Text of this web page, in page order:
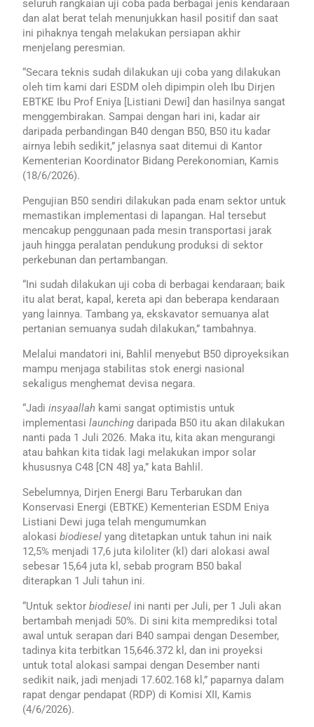
seluruh rangkaian uji coba pada berbagai jenis kendaraan
dan alat berat telah menunjukkan hasil positif dan saat
ini pihaknya tengah melakukan persiapan akhir
menjelang peresmian.
“Secara teknis sudah dilakukan uji coba yang dilakukan
oleh tim kami dari ESDM oleh dipimpin oleh Ibu Dirjen
EBTKE Ibu Prof Eniya [Listiani Dewi] dan hasilnya sangat
menggembirakan. Sampai dengan hari ini, kadar air
daripada perbandingan B40 dengan B50, B50 itu kadar
airnya lebih sedikit,” jelasnya saat ditemui di Kantor
Kementerian Koordinator Bidang Perekonomian, Kamis
(18/6/2026).
Pengujian B50 sendiri dilakukan pada enam sektor untuk
memastikan implementasi di lapangan. Hal tersebut
mencakup penggunaan pada mesin transportasi jarak
jauh hingga peralatan pendukung produksi di sektor
perkebunan dan pertambangan.
“Ini sudah dilakukan uji coba di berbagai kendaraan; baik
itu alat berat, kapal, kereta api dan beberapa kendaraan
yang lainnya. Tambang ya, ekskavator semuanya alat
pertanian semuanya sudah dilakukan,” tambahnya.
Melalui mandatori ini, Bahlil menyebut B50 diproyeksikan
mampu menjaga stabilitas stok energi nasional
sekaligus menghemat devisa negara.
“Jadi insyaallah kami sangat optimistis untuk
implementasilaunching daripada B50 itu akan dilakukan
nanti pada 1 Juli 2026. Maka itu, kita akan mengurangi
atau bahkan kita tidak lagi melakukan impor solar
khususnya C48 [CN 48] ya,” kata Bahlil.
Sebelumnya, Dirjen Energi Baru Terbarukan dan
Konservasi Energi (EBTKE) Kementerian ESDM Eniya
Listiani Dewi juga telah mengumumkan
alokasibiodieselyang ditetapkan untuk tahun ini naik
12,5% menjadi 17,6 juta kiloliter (kl) dari alokasi awal
sebesar 15,64 juta kl, sebab program B50 bakal
diterapkan 1 Juli tahun ini.
“Untuk sektorbiodiesel ini nanti per Juli, per 1 Juli akan
bertambah menjadi 50%. Di sini kita memprediksi total
awal untuk serapan dari B40 sampai dengan Desember,
tadinya kita terbitkan 15,646.372 kl, dan ini proyeksi
untuk total alokasi sampai dengan Desember nanti
sedikit naik, jadi menjadi 17.602.168 kl,” paparnya dalam
rapat dengar pendapat (RDP) di Komisi XII, Kamis
(4/6/2026).